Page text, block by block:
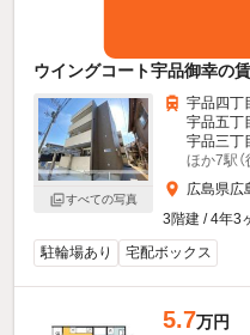
ウイングコート宇品御幸の
すべての写真
宇品四丁
宇品五丁
宇品三丁
ほか7駅（
広島県広
3階建 / 4年3
駐輪場あり
宅配ボックス
5.7万円